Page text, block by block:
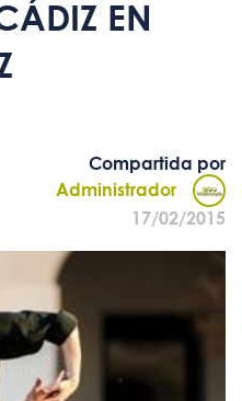
EN
Compartida por
Administrador
17/02/2015